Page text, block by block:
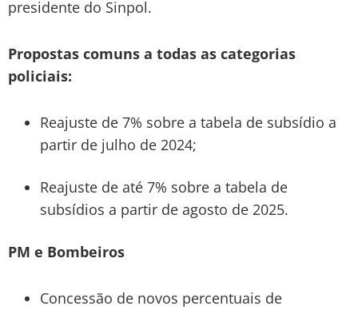
presidente do Sinpol.
Propostas comuns a todas as categorias
policiais:
Reajuste de 7% sobre a tabela de subsídio a
partir de julho de 2024;
Reajuste de até 7% sobre a tabela de
subsídios a partir de agosto de 2025.
PM e Bombeiros
Concessão de novos percentuais de